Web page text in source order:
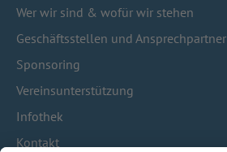
Wer wir sind & wofür wir stehen
Geschäftsstellen und Ansprechpartner
Sponsoring
Vereinsunterstützung
Infothek
Kontakt